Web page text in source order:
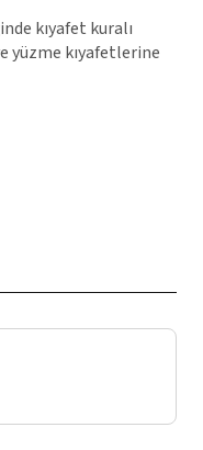
kıyafet kuralı
yüzme kıyafetlerine